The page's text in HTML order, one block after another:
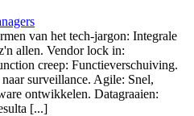
van het tech-jargon: Integrale
allen. Vendor lock in:
creep: Functieverschuiving.
surveillance. Agile: Snel,
ontwikkelen. Datagraaien:
[...]